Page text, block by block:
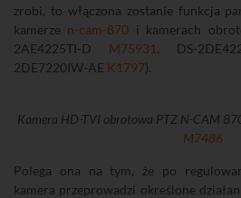
zrobi, to włączona zostanie funkcja
kamerze n-cam-870 i kamerach
2AE4225TI-D M75931 , DS-
2DE7220IW-AE K1797).
Kamera HD-TVI obrotowa PTZ N-CAM
M7486
Polega ona na tym, że po
kamera przeprowadzi określone